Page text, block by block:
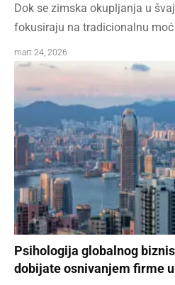
Dok se zimska okupljanja u
fokusiraju na tradicionalnu
mart 24, 2026
Psihologija globalnog
dobijate osnivanjem firme